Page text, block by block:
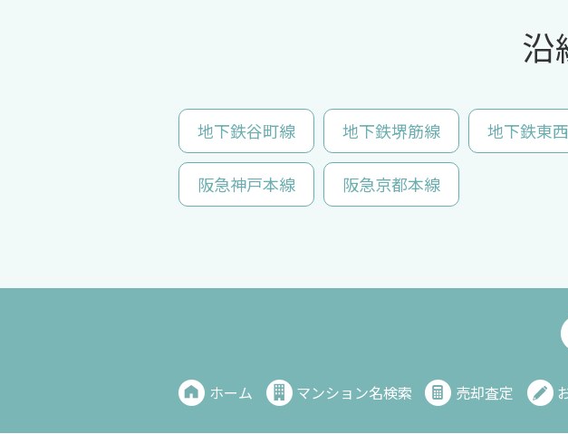
沿
地下鉄谷町線 地下鉄堺筋線 地下鉄東
阪急神戸本線 阪急京都本線
ホーム マンション名検索 売却査定